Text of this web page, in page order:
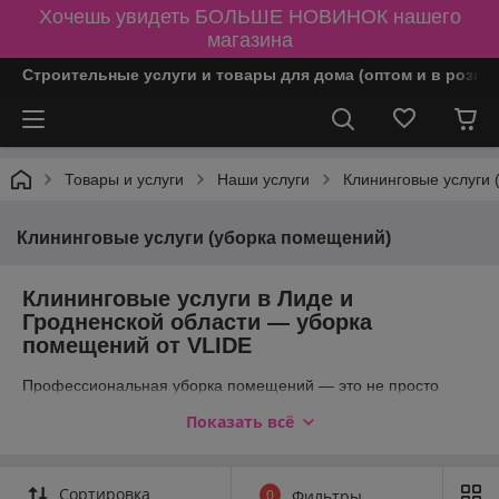
Хочешь увидеть БОЛЬШЕ НОВИНОК нашего
магазина
Строительные услуги и товары для дома (оптом и в
Товары и услуги Наши услуги Клининговые
Клининговые услуги (уборка помещений)
Клининговые услуги в Лиде и
Гродненской области — уборка
помещений от VLIDE
Профессиональная уборка помещений — это не просто
чистого, безопасного и комфортного пространства.
чистоту в квартире, доме или офисе без лишних усилий.
Показать всё
Сортировка 0